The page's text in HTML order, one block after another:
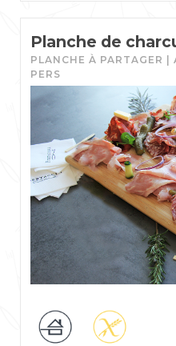
Planche de
PLANCHE À PARTAGER
PERS